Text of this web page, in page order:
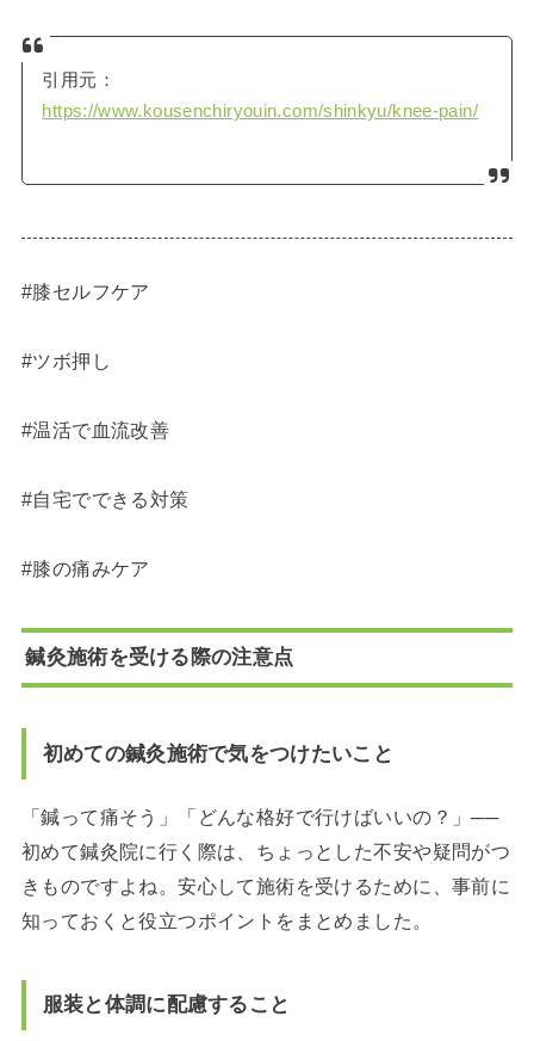
引用元：
https://www.kousenchiryouin.com/shinkyu/knee-pain/
#膝セルフケア
#ツボ押し
#温活で血流改善
#自宅でできる対策
#膝の痛みケア
鍼灸施術を受ける際の注意点
初めての鍼灸施術で気をつけたいこと
「鍼って痛そう」「どんな格好で行けばいいの？」──
初めて鍼灸院に行く際は、ちょっとした不安や疑問がつ
きものですよね。安心して施術を受けるために、事前に
知っておくと役立つポイントをまとめました。
服装と体調に配慮すること